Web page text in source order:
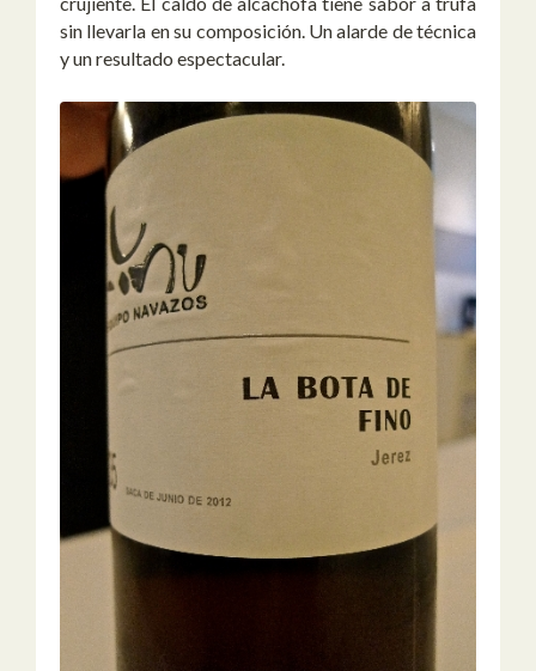
sin llevarla en su composición. Un alarde de técnica
y un resultado espectacular.